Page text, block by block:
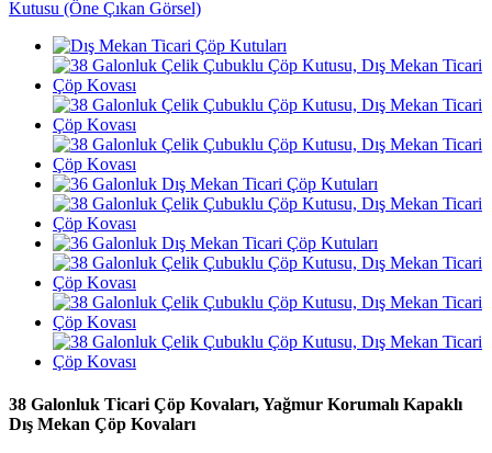
38 Galonluk Ticari Çöp Kovaları, Yağmur Korumalı Kapaklı
Dış Mekan Çöp Kovaları